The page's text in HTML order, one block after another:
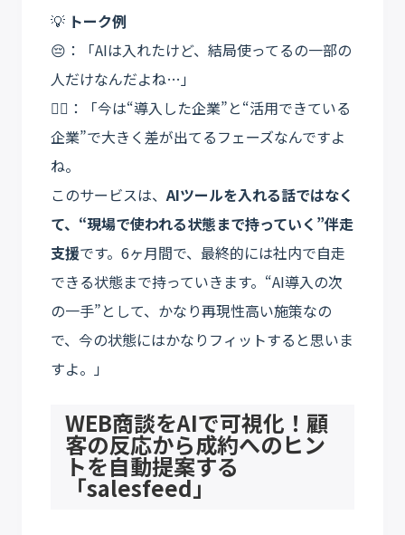
💡 トーク例
😔：「AIは入れたけど、結局使ってるの一部の
人だけなんだよね…」
💁‍♀️：「今は“導入した企業”と“活用できている
企業”で大きく差が出てるフェーズなんですよ
ね。
このサービスは、AIツールを入れる話ではなく
て、“現場で使われる状態まで持っていく”伴走
支援です。6ヶ月間で、最終的には社内で自走
できる状態まで持っていきます。“AI導入の次
の一手”として、かなり再現性高い施策なの
で、今の状態にはかなりフィットすると思いま
すよ。」
WEB商談をAIで可視化！顧
客の反応から成約へのヒン
トを自動提案する
「salesfeed」